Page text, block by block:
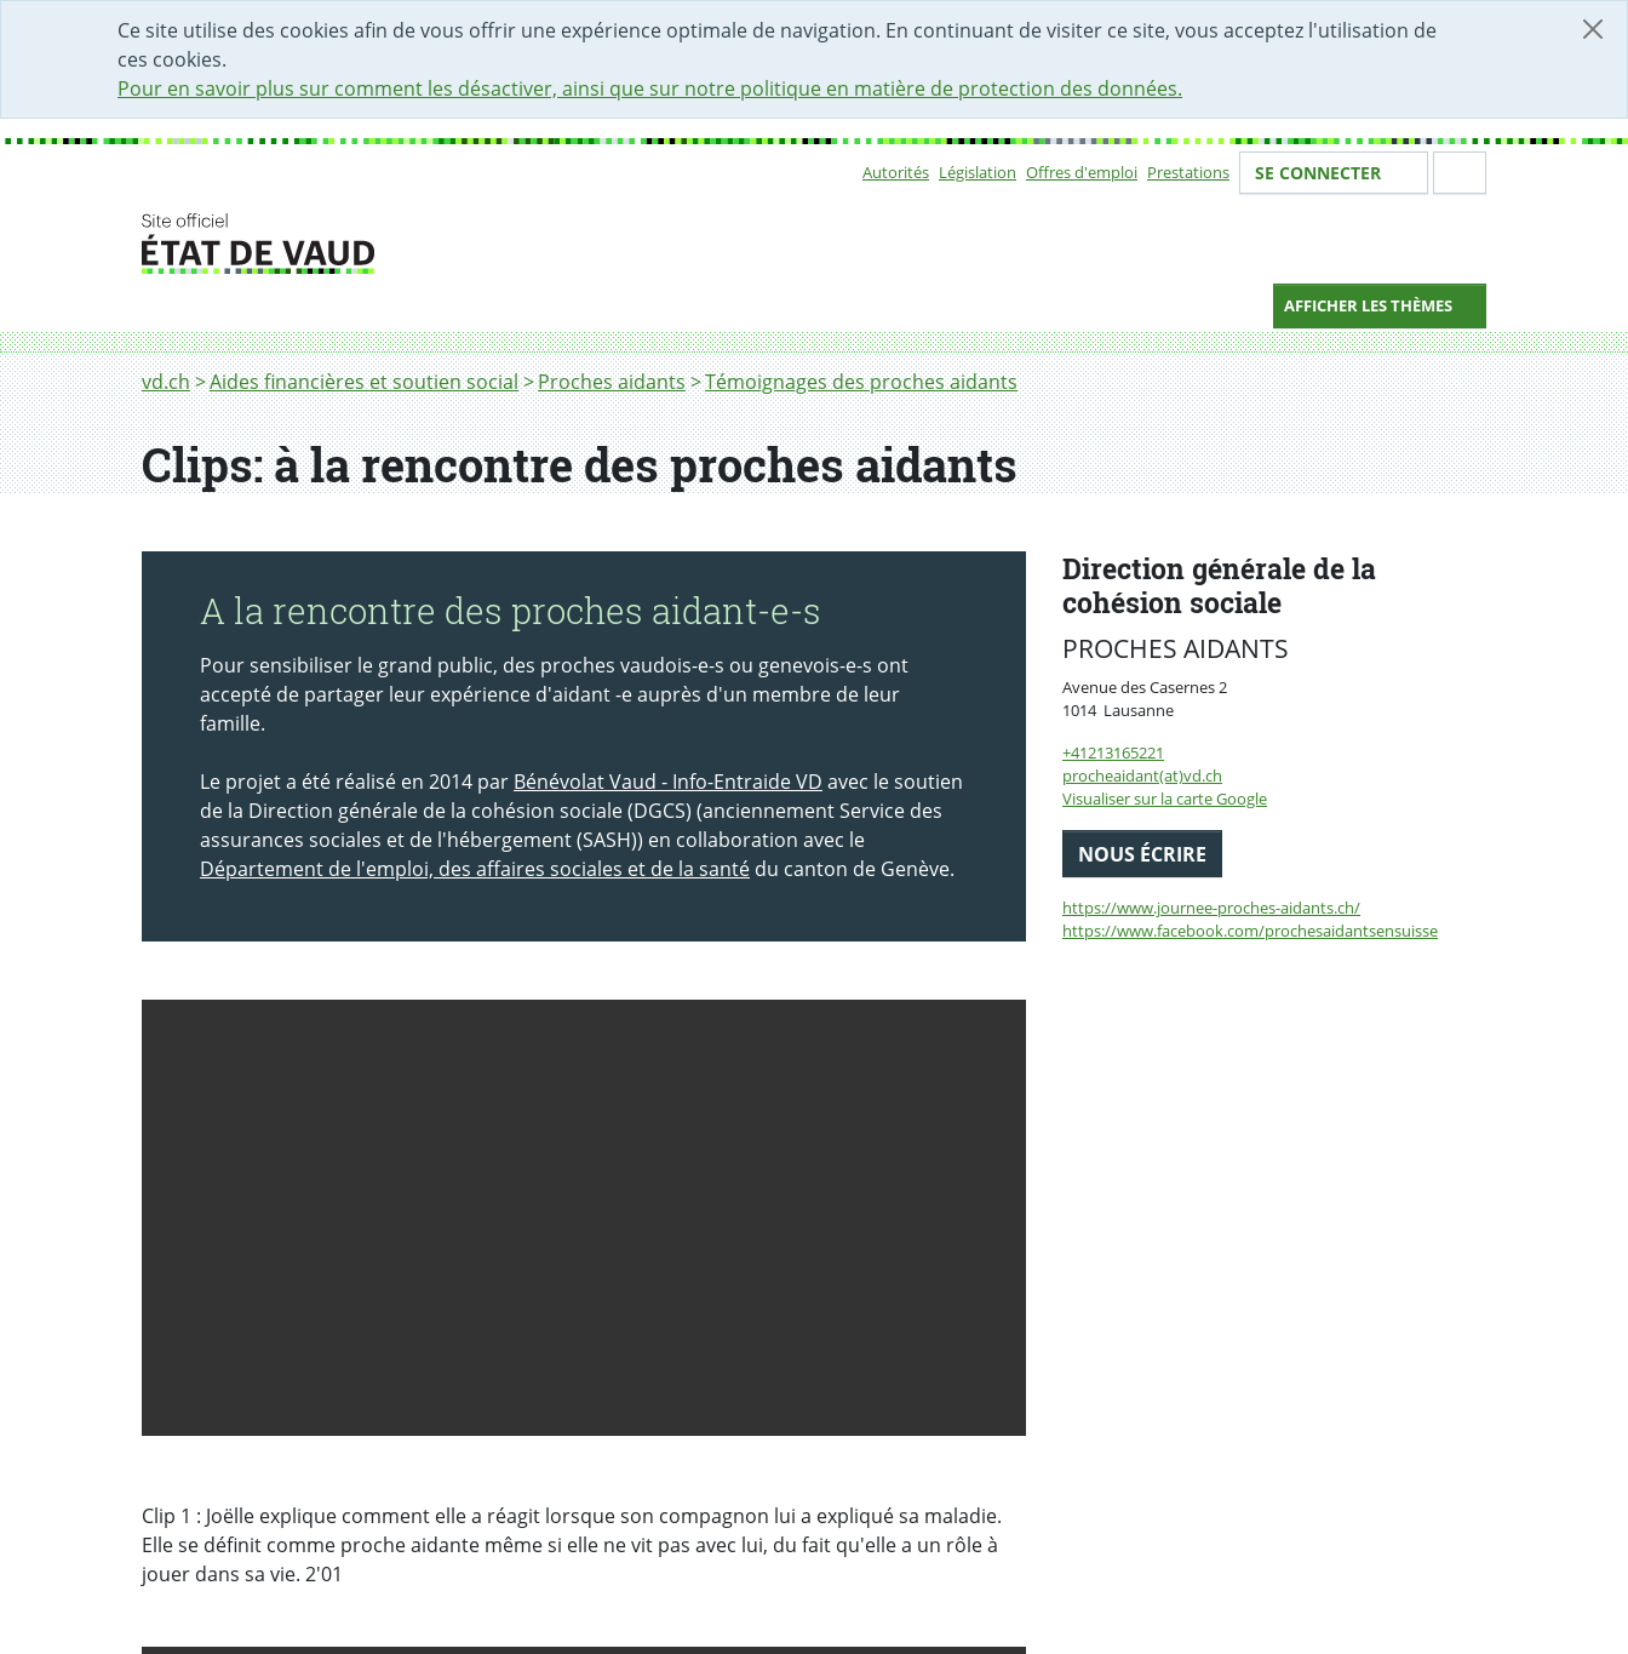
Ce site utilise des cookies afin de vous offrir une expérience optimale de navigation. En continuant de visiter ce site, vous acceptez l'utilisation de
ces cookies.
Pour en savoir plus sur comment les désactiver, ainsi que sur notre politique en matière de protection des données.
DÉBUT DU CONTENU DE LA PAGE
ACCÈS AU CHAMP DE RECHERCHE
PAGE D'ACCUEIL
FORMULAIRE DE CONTACT
Autorités Législation Offres d'emploi Prestations Votre identité
SE CONNECTER
AFFICHER LES THÈMES
Fil d'Ariane
vd.ch Aides financières et soutien social Proches aidants Témoignages des proches aidants
Clips: à la rencontre des proches aidants
A la rencontre des proches aidant-e-s
Pour sensibiliser le grand public, des proches vaudois-e-s ou genevois-e-s ont
accepté de partager leur expérience d'aidant -e auprès d'un membre de leur
famille.
Le projet a été réalisé en 2014 par Bénévolat Vaud - Info-Entraide VD avec le soutien
de la Direction générale de la cohésion sociale (DGCS) (anciennement Service des
assurances sociales et de l'hébergement (SASH)) en collaboration avec le
Département de l'emploi, des affaires sociales et de la santé du canton de Genève.
Clip 1 : Joëlle explique comment elle a réagit lorsque son compagnon lui a expliqué sa maladie.
Elle se définit comme proche aidante même si elle ne vit pas avec lui, du fait qu'elle a un rôle à
jouer dans sa vie. 2'01
Direction générale de la
cohésion sociale
PROCHES AIDANTS
Avenue des Casernes 2
1014 LausanneSuisse
+41213165221
procheaidant(at)vd.ch
Visualiser sur la carte Google
NOUS ÉCRIRE
https://www.journee-proches-aidants.ch/
https://www.facebook.com/prochesaidantsensuisse